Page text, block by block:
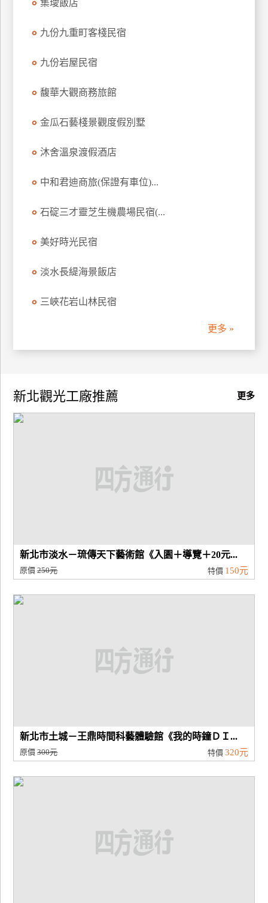
伴
計
劃
集璦飯店
九份九重町客棧民宿
九份岩屋民宿
馥華大觀商務旅館
金瓜石藝棧景觀度假別墅
沐舍溫泉渡假酒店
中和君迪商旅(保證有車位)...
石碇三才靈芝生機農場民宿(...
美好時光民宿
淡水長緹海景飯店
三峽花岩山林民宿
更多 »
更多
新北觀光工廠推薦
新北市淡水－琉傳天下藝術館《入園＋導覽＋20元...
原價250元 特價 150元
新北市土城－王鼎時間科藝體驗館《我的時鐘ＤＩ...
原價300元 特價 320元